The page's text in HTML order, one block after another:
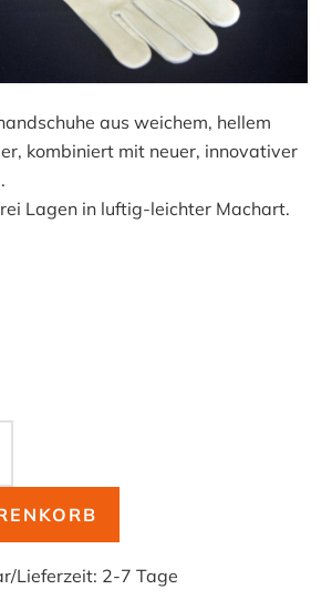
aus weichem, hellem
kombiniert mit neuer, innovativer
Lagen in luftig-leichter Machart.
/Lieferzeit: 2-7 Tage